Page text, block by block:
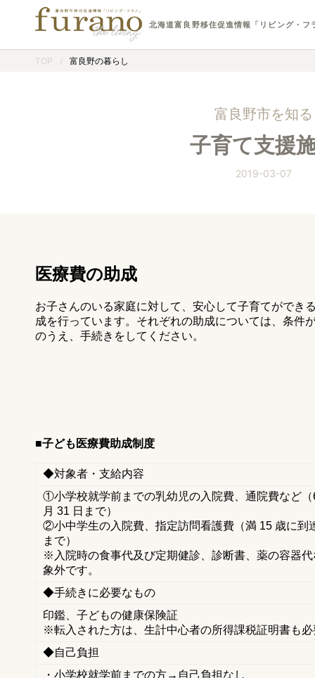
北海道富良野移住促進情報「リビング・フ
TOP / 富良野の暮らし
富良野市を知る
子育て支援
2019-03-07
医療費の助成
お子さんのいる家庭に対して、安心して子育てができ
成を行っています。それぞれの助成については、条件
のうえ、手続きをしてください。
■子ども医療費助成制度
◆対象者・支給内容
①小学校就学前までの乳幼児の入院費、通院費など
月 31 日まで）
②小中学生の入院費、指定訪問看護費（満 15 歳に到
まで）
※入院時の食事代及び定期健診、診断書、薬の容器
象外です。
◆手続きに必要なもの
印鑑、子どもの健康保険証
※転入された方は、生計中心者の所得課税証明書も
◆自己負担
・小学校就学前までの方→自己負担なし